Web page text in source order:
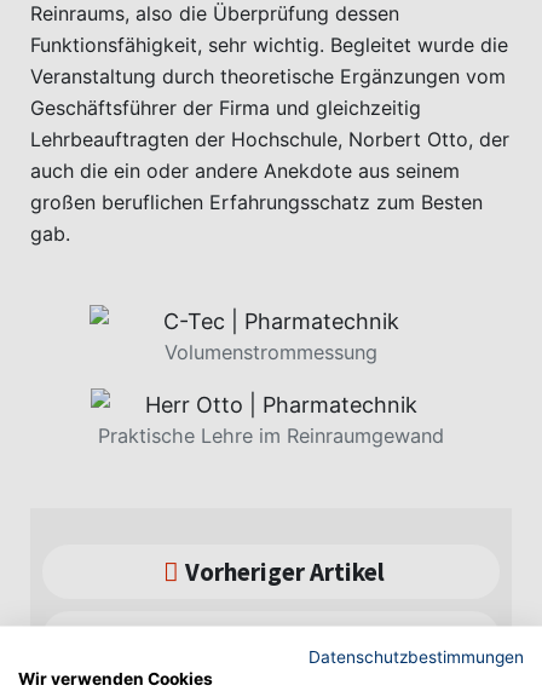
Reinraums, also die Überprüfung dessen
Funktionsfähigkeit, sehr wichtig. Begleitet wurde die
Veranstaltung durch theoretische Ergänzungen vom
Geschäftsführer der Firma und gleichzeitig
Lehrbeauftragten der Hochschule, Norbert Otto, der
auch die ein oder andere Anekdote aus seinem
großen beruflichen Erfahrungsschatz zum Besten
gab.
Volumenstrommessung
Praktische Lehre im Reinraumgewand
Vorheriger Artikel
Datenschutzbestimmungen
Wir verwenden Cookies